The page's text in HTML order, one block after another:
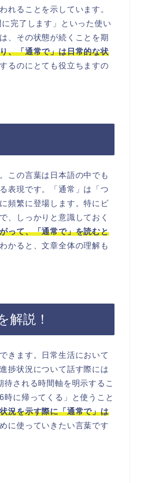
れることを示しています。
完了します」といった使い
、その状態が続くことを期
、「通常で」は日常的な状
るのにとても役立ちますの
この言葉は日本語の中でも
表現です。「通常」は「つ
頻繁に登場します。特にビ
、しっかりと意識しておく
って、「通常で」を読むと
かると、文章全体の理解も
解説！
きます。日常生活において
捗状況について話す際には
待される時間軸を明示するこ
に帰ってくる」と使うこと
況を示す際に「通常で」は
に使っていきたい言葉です